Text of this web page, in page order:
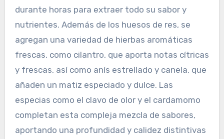
durante horas para extraer todo su sabor y
nutrientes. Además de los huesos de res, se
agregan una variedad de hierbas aromáticas
frescas, como cilantro, que aporta notas cítricas
y frescas, así como anís estrellado y canela, que
añaden un matiz especiado y dulce. Las
especias como el clavo de olor y el cardamomo
completan esta compleja mezcla de sabores,
aportando una profundidad y calidez distintivas